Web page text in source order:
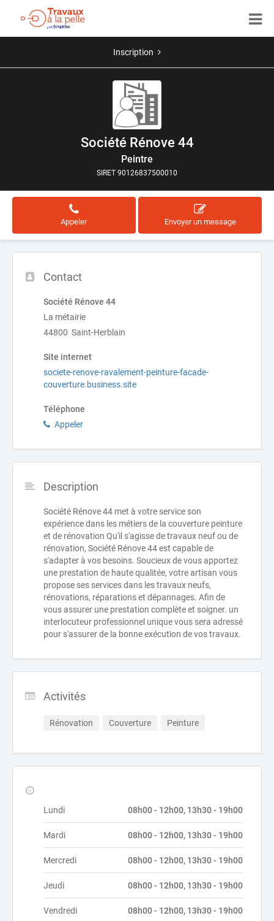
Inscription
Société Rénove 44
Peintre
SIRET 90126837500010
Appeler Envoyer un message
Contact
Société Rénove 44
La métairie
44800 Saint-Herblain
Site internet
societe-renove-ravalement-peinture-facade-
couverture.business.site
Téléphone
Appeler
Description
Société Rénove 44 met à votre service son
expérience dans les métiers de la couverture peinture
et de rénovation Qu'il s'agisse de travaux neuf ou de
rénovation, Société Rénove 44 est capable de
s'adapter à vos besoins. Soucieux de vous apportez
une prestation de haute qualitée, votre artisan vous
propose ses services dans les travaux neufs,
rénovations, réparations et dépannages. Afin de
vous assurer une prestation complète et soigner. un
interlocuteur professionnel unique vous sera adressé
pour s'assurer de la bonne exécution de vos travaux.
Activités
Rénovation Couverture Peinture
Lundi 08h00 - 12h00, 13h30 - 19h00
Mardi 08h00 - 12h00, 13h30 - 19h00
Mercredi 08h00 - 12h00, 13h30 - 19h00
Jeudi 08h00 - 12h00, 13h30 - 19h00
Vendredi 08h00 - 12h00, 13h30 - 19h00